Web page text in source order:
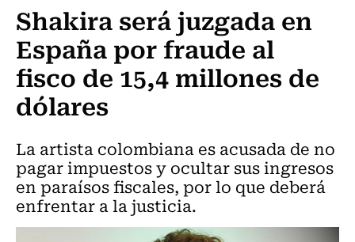
Shakira será juzgada en
España por fraude al
fisco de 15,4 millones de
dólares
La artista colombiana es acusada de no
pagar impuestos y ocultar sus ingresos
en paraísos fiscales, por lo que deberá
enfrentar a la justicia.